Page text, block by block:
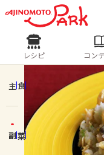
ログイ
ログイン
ホーム
レシピ
人気の食材・レ
きゅうり
レシピ コン
主食
副菜